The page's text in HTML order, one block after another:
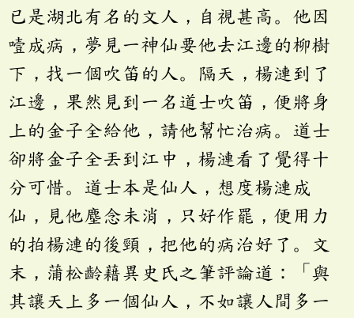
已是湖北有名的文人，自視甚高。他因
噎成病，夢見一神仙要他去江邊的柳樹
下，找一個吹笛的人。隔天，楊漣到了
江邊，果然見到一名道士吹笛，便將身
上的金子全給他，請他幫忙治病。道士
卻將金子全丟到江中，楊漣看了覺得十
分可惜。道士本是仙人，想度楊漣成
仙，見他塵念未消，只好作罷，便用力
的拍楊漣的後頸，把他的病治好了。文
末，蒲松齡藉異史氏之筆評論道：「與
其讓天上多一個仙人，不如讓人間多一